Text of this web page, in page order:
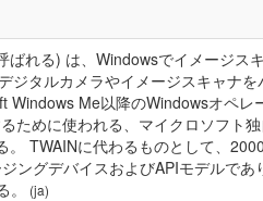
れる) は、Windowsでイメージス
ジタルカメラやイメージスキャナ
Me以降のWindowsオペレ
ために使われる、マイクロソフト
TWAINに代わるものとして、
ングデバイスおよびAPIモデルであ
(ja)